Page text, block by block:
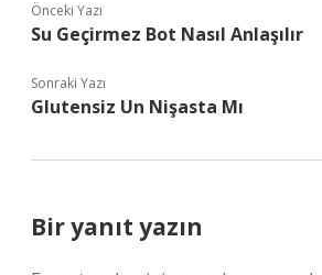
Önceki Yazı
Su Geçirmez Bot Nasıl Anlaşılır
Sonraki Yazı
Glutensiz Un Nişasta Mı
Bir yanıt yazın